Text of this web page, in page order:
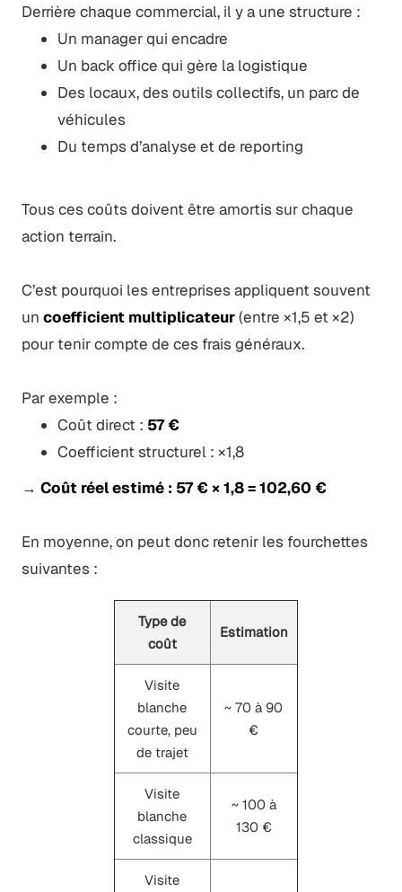
Derrière chaque commercial, il y a une structure :
Un manager qui encadre
Un back office qui gère la logistique
Des locaux, des outils collectifs, un parc de
véhicules
Du temps d’analyse et de reporting
Tous ces coûts doivent être amortis sur chaque
action terrain.
C’est pourquoi les entreprises appliquent souvent
un coefficient multiplicateur(entre ×1,5 et ×2)
pour tenir compte de ces frais généraux.
Par exemple :
Coût direct : 57 €
Coefficient structurel : ×1,8
→ Coût réel estimé : 57 € × 1,8 = 102,60 €
En moyenne, on peut donc retenir les fourchettes
suivantes :
Type de
coût
Estimation
Visite
blanche
courte, peu
de trajet
~ 70 à 90
€
Visite
blanche
classique
~ 100 à
130 €
Visite